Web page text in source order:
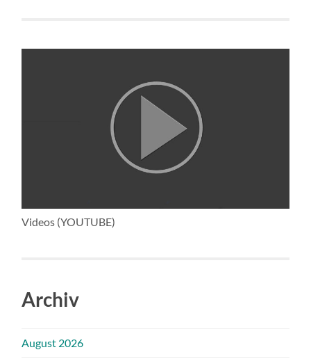
Videos (YOUTUBE)
Archiv
August 2026